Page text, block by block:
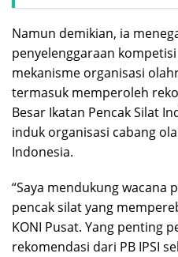
Namun demikian, ia
penyelenggaraan
mekanisme organisasi
termasuk memperoleh
Besar Ikatan Pencak Silat
induk organisasi cabang
Indonesia.
“Saya mendukung wacana
pencak silat yang
KONI Pusat. Yang penting
rekomendasi dari PB IPSI